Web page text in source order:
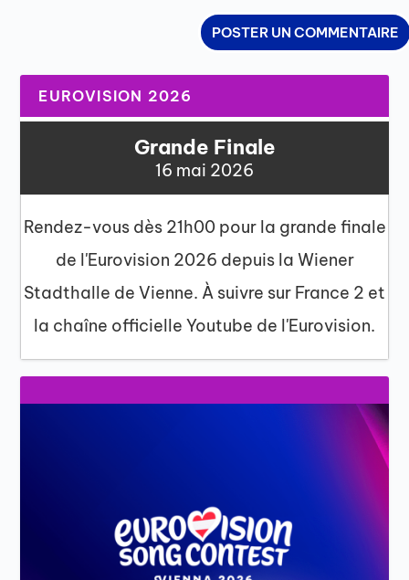
EUROVISION 2026
Grande Finale
16 mai 2026
Rendez-vous dès 21h00 pour la grande finale
de l'Eurovision 2026 depuis la Wiener
Stadthalle de Vienne. À suivre sur France 2 et
la chaîne officielle Youtube de l'Eurovision.